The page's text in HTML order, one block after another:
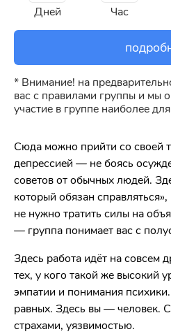
Дней Час
* Внимание! на
вас с правилами группы и мы
участие в группе наиболее
Сюда можно прийти со своей
депрессией — не боясь
советов от обычных людей.
который обязан
не нужно тратить силы на
— группа понимает вас с
Здесь работа идёт на совсем
тех, у кого такой же высокий
эмпатии и понимания
равных. Здесь вы — человек.
страхами, уязвимостью.